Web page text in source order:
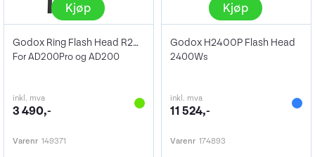
Kjøp
Godox Ring Flash Head R200
For AD200Pro og AD200
inkl. mva
3 490,-
Varenr 149371
Kjøp
Godox H2400P Flash Head
2400Ws
inkl. mva
11 524,-
Varenr 174893